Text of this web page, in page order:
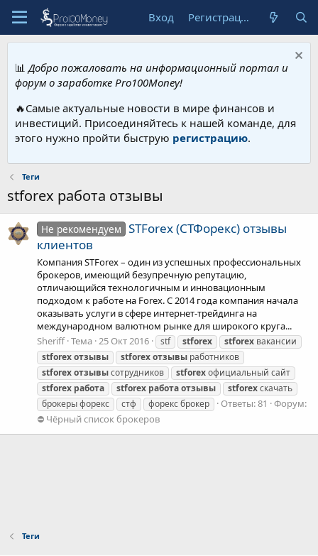
Вход Регистрация
📊 Добро пожаловать на информационный портал и
форум о заработке Pro100Money!
🔥Самые актуальные новости в мире финансов и
инвестиций. Присоединяйтесь к нашей команде, для
этого нужно пройти быструю регистрацию.
Теги
stforex работа отзывы
Не рекомендуем STForex (СТФорекс) отзывы
клиентов
Компания STForex – один из успешных профессиональных
брокеров, имеющий безупречную репутацию,
отличающийся технологичным и инновационным
подходом к работе на Forex. С 2014 года компания начала
оказывать услуги в сфере интернет-трейдинга на
международном валютном рынке для широкого круга...
Sheriff Тема 25 Окт 2016 stf stforex stforex вакансии
stforexотзывы stforexотзывы работников
stforexотзывысотрудников stforexофициальный сайт
stforex работа stforex работаотзывы stforexскачать
брокеры форекс
стф форекс брокер Ответы: 81
Форум:
⛔ Чёрный список брокеров
Теги